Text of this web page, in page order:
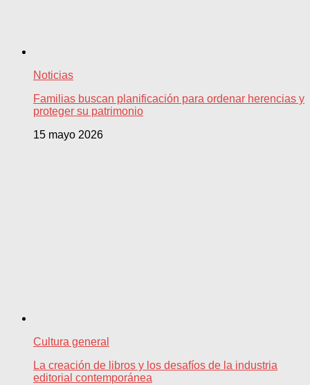
Noticias
Familias buscan planificación para ordenar herencias y
proteger su patrimonio
15 mayo 2026
Cultura general
La creación de libros y los desafíos de la industria
editorial contemporánea